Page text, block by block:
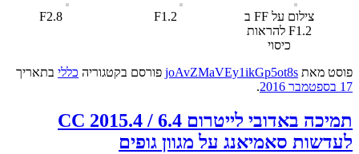
צילום על FF ב
F1.2 להראות
כיסוי
F1.2
F2.8
פוסט מאת joAvZMaVEy1ikGp5ot8s פורסם בקטגוריה כללי בתאריך
17 בספטמבר 2016
.
תמיכה באדובי לייטרום CC 2015.4 / 6.4
לעדשות סאמיאנג על מגוון גופים